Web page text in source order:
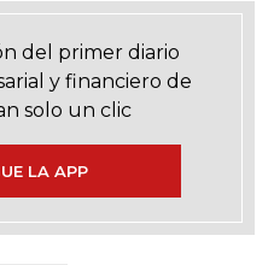
del primer diario
y financiero de
solo un clic
LA APP